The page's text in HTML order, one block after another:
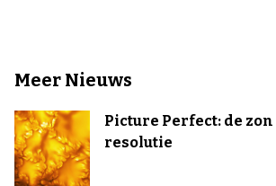
Meer Nieuws
Picture Perfect: de
resolutie